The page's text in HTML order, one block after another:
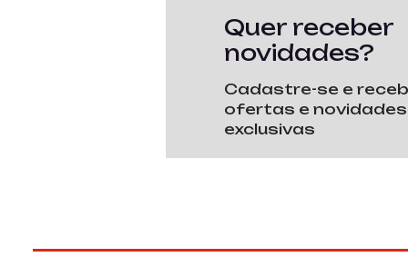
Quer receber
novidades?
Cadastre-se e
ofertas e novidades
exclusivas